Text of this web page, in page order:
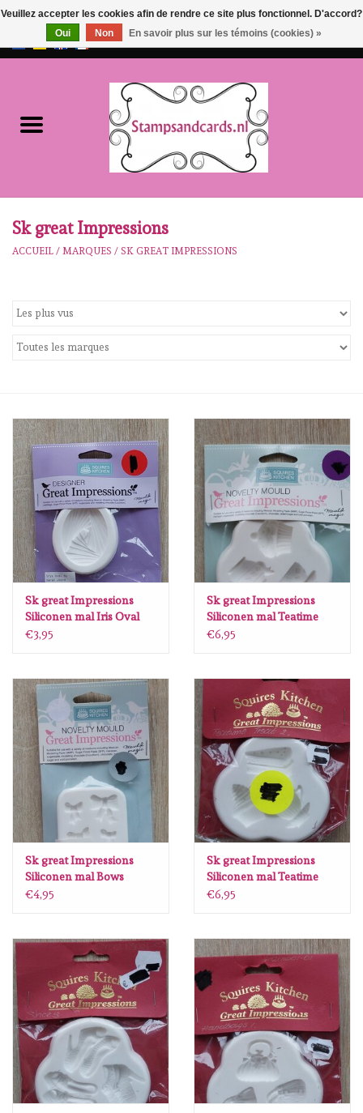
EUR/
NOUVEAU!!
Notre Marques
Stempels
stempelinkt
stempelaccesoires
papier (blokjes) &
embellishments
Embellishment/bedeltjes
Mixed Media
diversen
embossingpoeders
inkleurbenodigdheden
Lint
gereedschap
stansmachine en toebehoren
schudmateriaal
Lesia Zgharda
Sk great Impressions
ACCUEIL / MARQUES / SK GREAT IMPRESSIONS
Sk great Impressions
Siliconen mal Iris Oval
€3,95
Sk great Impressions
Siliconen mal Teatime
treat 2
€6,95
Sk great Impressions
Siliconen mal Bows
€4,95
Sk great Impressions
Siliconen mal Teatime
treat SK3
€6,95
Veuillez accepter les cookies afin de rendre ce site plus fonctionnel. D'accord?
Oui
Non En savoir plus sur les témoins (cookies) »